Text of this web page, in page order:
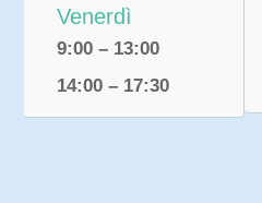
Venerdì
9:00 – 13:00
14:00 – 17:30